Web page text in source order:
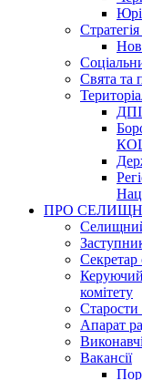
Свята та
ПРО
Секретар
комітету
Старости
Апарат
Вакансії